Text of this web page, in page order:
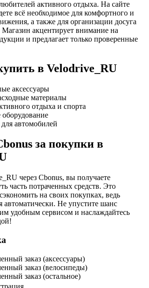
активного отдыха. На сайте
всё необходимое для комфортного и
а также для организации досуга
Магазин акцентирует внимание на
и предлагает только проверенные
в Velodrive_RU
аксессуары
материалы
отдыха и спорта
автомобилей
за покупки в
через Cbonus, вы получаете
часть потраченных средств. Это
на своих покупках, ведь
автоматически. Не упустите шанс
удобным сервисом и наслаждайтесь
заказ (аксессуары)
заказ (велосипеды)
заказ (остальное)